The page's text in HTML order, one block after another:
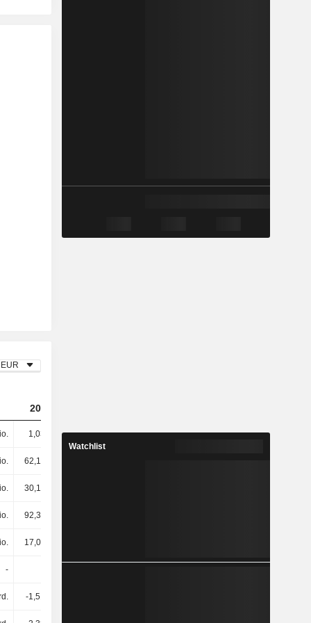
EUR
2023
1,03 Mrd. 1,27 Mrd. 1,03 Mrd.
62,14 Mio.
30,19 Mio.
92,34 Mio.
17,02 Mio.
-
-1,51 Mrd.
Watchlist